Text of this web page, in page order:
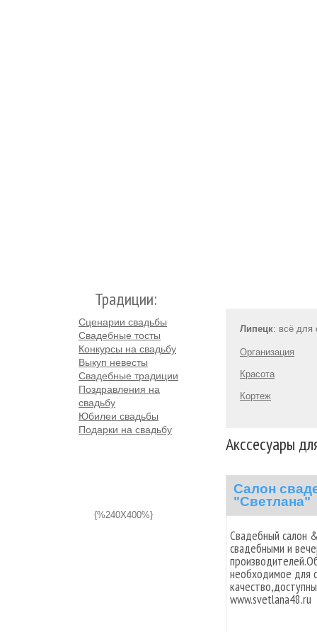
Традиции:
Сценарии свадьбы
Свадебные тосты
Конкурсы на свадьбу
Выкуп невесты
Свадебные традиции
Поздравления на
свадьбу
Юбилеи свадьбы
Подарки на свадьбу
{%240X400%}
Липецк: всё для
Организация
Красота
Кортеж
Акссесуары
Салон
"Светлана"
Свадебный салон
свадебными и
необходимое для
www.svetlana48.ru